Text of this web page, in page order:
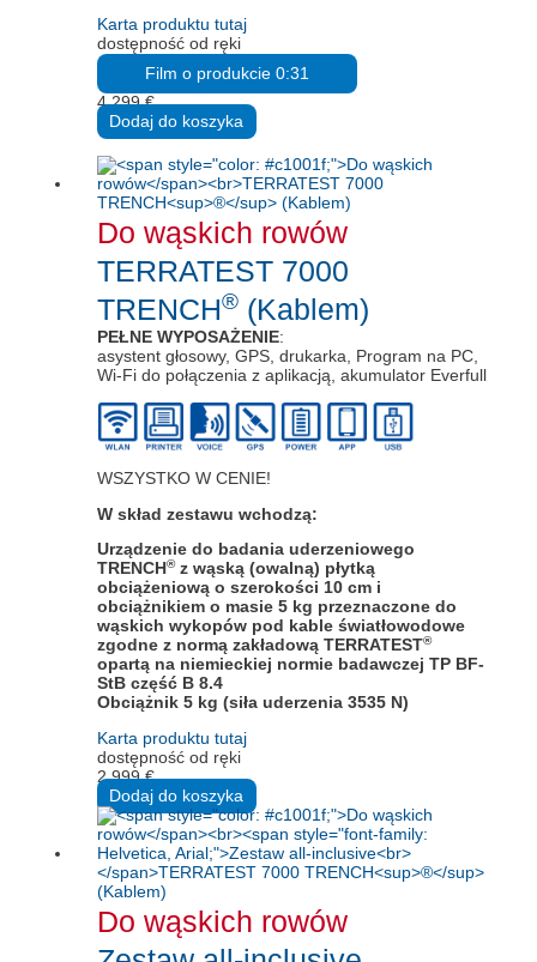
Karta produktu tutaj
dostępność od ręki
Film o produkcie 0:31
4.299€
Dodaj do koszyka
Do wąskich rowów
TERRATEST 7000
TRENCH® (Kablem)
PEŁNE WYPOSAŻENIE:
asystent głosowy, GPS, drukarka, Program na PC,
Wi-Fi do połączenia z aplikacją, akumulator Everfull
WSZYSTKO W CENIE!
W skład zestawu wchodzą:
Urządzenie do badania uderzeniowego
TRENCH®z wąską (owalną) płytką
obciążeniową o szerokości 10 cm i
obciążnikiem o masie 5 kg przeznaczone do
wąskich wykopów pod kable światłowodowe
zgodne z normą zakładową TERRATEST®
opartą na niemieckiej normie badawczej TP BF-
StB część B 8.4
Obciążnik 5 kg (siła uderzenia 3535 N)
Karta produktu tutaj
dostępność od ręki
2.999€
Dodaj do koszyka
Do wąskich rowów